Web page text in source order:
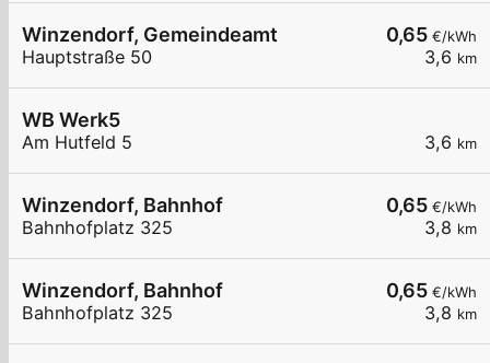
0,65 €/kWh
3,6 km
Winzendorf, Gemeindeamt
Hauptstraße 50
3,6 km
WB Werk5
Am Hutfeld 5
0,65 €/kWh
3,8 km
Winzendorf, Bahnhof
Bahnhofplatz 325
0,65 €/kWh
3,8 km
Winzendorf, Bahnhof
Bahnhofplatz 325